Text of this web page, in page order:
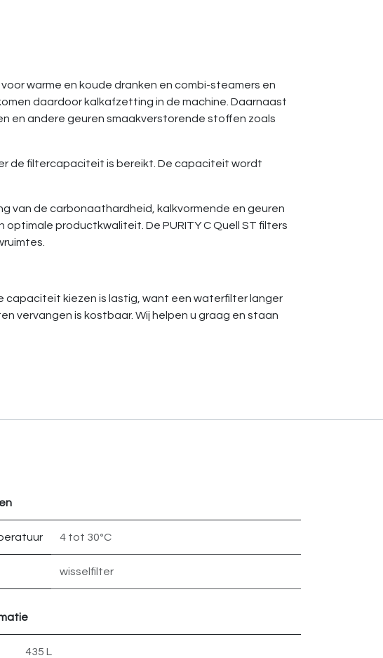
warme en koude dranken en combi-steamers en
daardoor kalkafzetting in de machine. Daarnaast
en andere geuren smaakverstorende stoffen zoals
de filtercapaciteit is bereikt. De capaciteit wordt
van de carbonaathardheid, kalkvormende en geuren
productkwaliteit. De PURITY C Quell ST filters
capaciteit kiezen is lastig, want een waterfilter langer
vervangen is kostbaar. Wij helpen u graag en staan
4 tot 30ºC
wisselfilter
435 L